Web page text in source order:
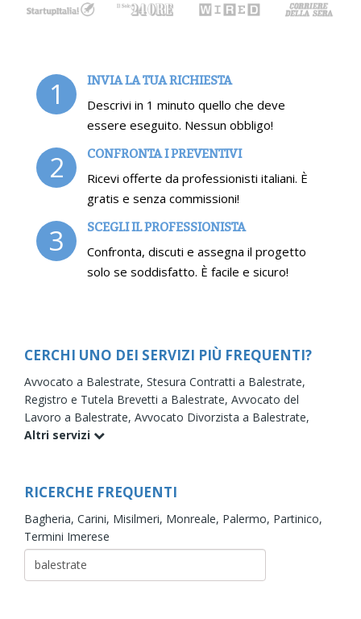
1 INVIA LA TUA RICHIESTA
Descrivi in 1 minuto quello che deve
essere eseguito. Nessun obbligo!
2 CONFRONTA I PREVENTIVI
Ricevi offerte da professionisti italiani. È
gratis e senza commissioni!
3 SCEGLI IL PROFESSIONISTA
Confronta, discuti e assegna il progetto
solo se soddisfatto. È facile e sicuro!
CERCHI UNO DEI SERVIZI PIÙ FREQUENTI?
Avvocato a Balestrate, Stesura Contratti a Balestrate,
Registro e Tutela Brevetti a Balestrate, Avvocato del
Lavoro a Balestrate, Avvocato Divorzista a Balestrate,
Altri servizi
RICERCHE FREQUENTI
Bagheria, Carini, Misilmeri, Monreale, Palermo, Partinico,
Termini Imerese